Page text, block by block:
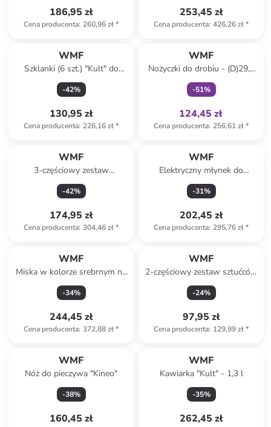
186,95 zł
Cena producenta: 260,96 zł*
253,45 zł
Cena producenta: 426,26 zł*
WMF
Szklanki (6 szt.) "Kult" do
cappuccino - 250 ml
-42%
130,95 zł
Cena producenta: 226,16 zł*
WMF
Nożyczki do drobiu - (D)29,5
cm
-51%
124,45 zł
Cena producenta: 256,61 zł*
WMF
3-częściowy zestaw
barmański - shaker, tłuczek,
szczypce
-42%
174,95 zł
Cena producenta: 304,46 zł*
WMF
Elektryczny młynek do
przypraw - wys. 21 x Ø 5 cm
-31%
202,45 zł
Cena producenta: 295,76 zł*
WMF
Miska w kolorze srebrnym na
owoce - wys. 26 x Ø 19 cm
-34%
244,45 zł
Cena producenta: 372,88 zł*
WMF
2-częściowy zestaw sztućców
"Nuova" w kolorze srebrnym
do sera
-24%
97,95 zł
Cena producenta: 129,99 zł*
WMF
Nóż do pieczywa "Kineo"
-38%
160,45 zł
WMF
Kawiarka "Kult" - 1,3 l
-35%
262,45 zł